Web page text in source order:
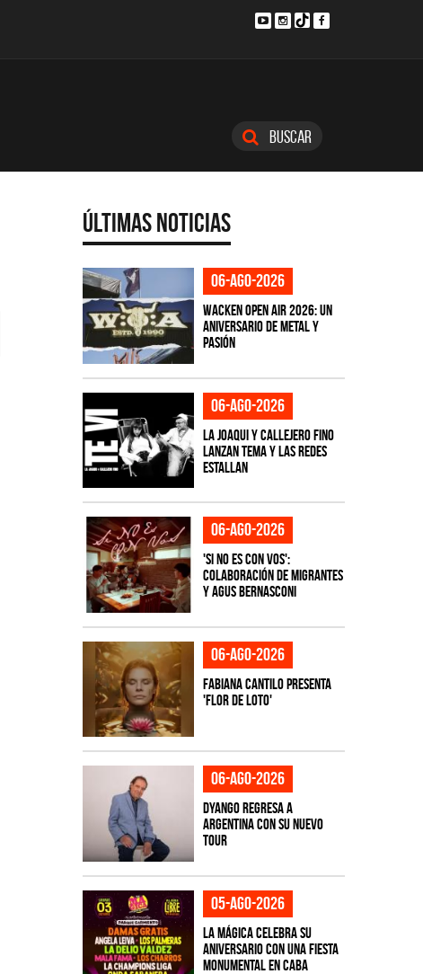
Buscar
Últimas Noticias
06-ago-2026
Wacken Open Air 2026: Un
aniversario de metal y
pasión
06-ago-2026
La Joaqui y Callejero Fino
lanzan tema y las redes
estallan
06-ago-2026
'Si No Es Con Vos':
colaboración de Migrantes
y Agus Bernasconi
06-ago-2026
Fabiana Cantilo presenta
'Flor de Loto'
06-ago-2026
Dyango regresa a
Argentina con su nuevo
tour
05-ago-2026
La Mágica celebra su
aniversario con una fiesta
monumental en CABA